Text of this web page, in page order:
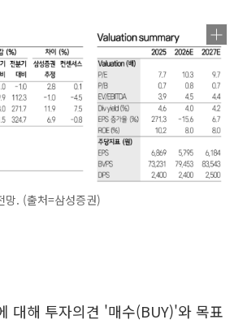
. (출처=삼성증권)
대해 투자의견 '매수(BUY)'와 목표